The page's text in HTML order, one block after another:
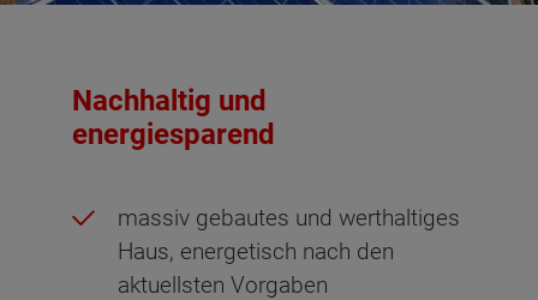
Nachhaltig und
energiesparend
massiv gebautes und werthaltiges
Haus, energetisch nach den
aktuellsten Vorgaben